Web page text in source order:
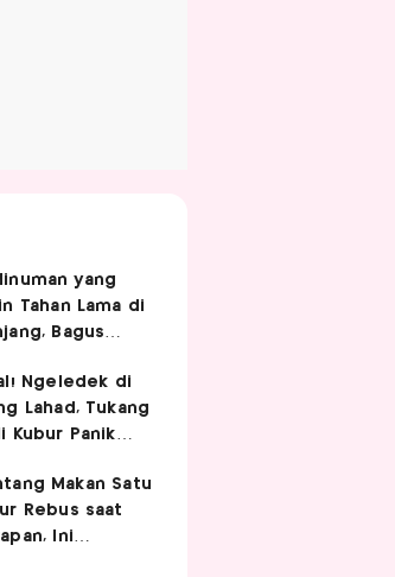
yang
Tahan Lama di
Bagus
Intim
Ngeledek di
Lahad, Tukang
Kubur Panik
Makan Satu
Rebus saat
Ini